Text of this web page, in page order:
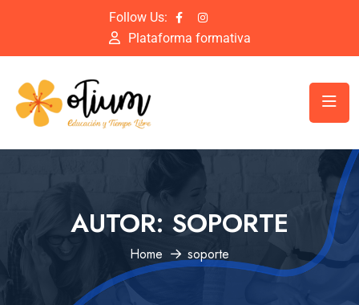
Follow Us:
Plataforma formativa
AUTOR: SOPORTE
Home soporte